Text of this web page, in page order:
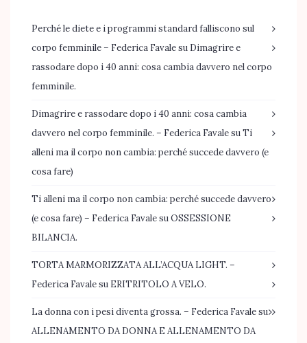
Perché le diete e i programmi standard falliscono sul
corpo femminile – Federica Favalesu Dimagrire e
rassodare dopo i 40 anni: cosa cambia davvero nel corpo
femminile.
Dimagrire e rassodare dopo i 40 anni: cosa cambia
davvero nel corpo femminile. – Federica FavalesuTi
alleni ma il corpo non cambia: perché succede davvero (e
cosa fare)
Ti alleni ma il corpo non cambia: perché succede davvero
(e cosa fare) – Federica FavalesuOSSESSIONE
BILANCIA.
TORTA MARMORIZZATA ALL’ACQUA LIGHT. –
Federica Favalesu ERITRITOLO A VELO.
La donna con i pesi diventa grossa. – Federica Favalesu
ALLENAMENTO DA DONNA E ALLENAMENTO DA